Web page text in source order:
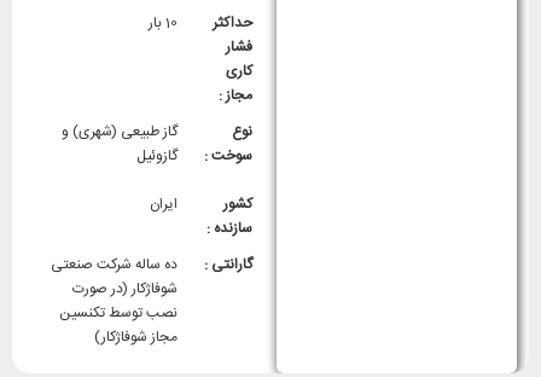
حداکثر
فشار
کاری
مجاز :
10 بار
نوع
سوخت :
گاز طبیعی (شهری) و
گازوئیل
کشور
سازنده :
ایران
گارانتی :
ده ساله شرکت صنعتی
شوفاژکار (در صورت
نصب توسط تکنسین
مجاز شوفاژکار)